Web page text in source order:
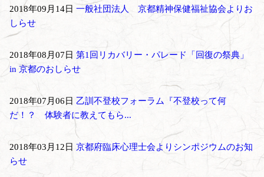
2018年09月14日 一般社団法人 京都精神保健福祉協会よりお
しらせ
2018年08月07日 第1回リカバリー・パレード「回復の祭典」
in 京都のおしらせ
2018年07月06日 乙訓不登校フォーラム『不登校って何
だ！？ 体験者に教えてもら...
2018年03月12日 京都府臨床心理士会よりシンポジウムのお知
らせ